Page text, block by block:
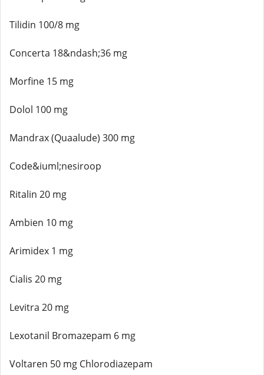
Tilidin 100/8 mg
Concerta 18&ndash;36 mg
Morfine 15 mg
Dolol 100 mg
Mandrax (Quaalude) 300 mg
Code&iuml;nesiroop
Ritalin 20 mg
Ambien 10 mg
Arimidex 1 mg
Cialis 20 mg
Levitra 20 mg
Lexotanil Bromazepam 6 mg
Voltaren 50 mg Chlorodiazepam